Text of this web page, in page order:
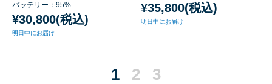
バッテリー：95%
¥30,800(税込)
明日中にお届け
¥35,800(税込)
明日中にお届け
1 2 3